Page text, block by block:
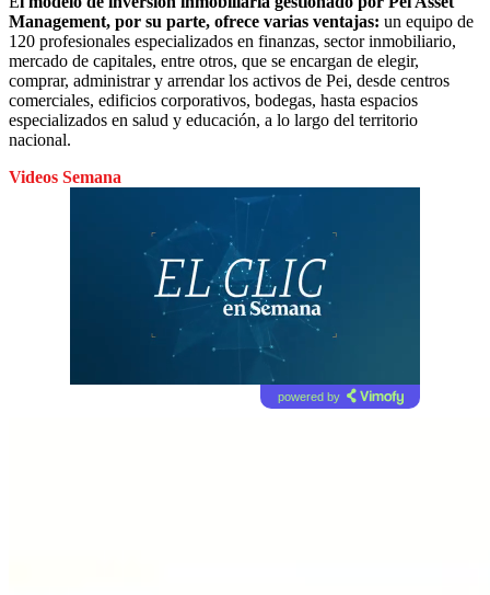
Management, por su parte, ofrece varias ventajas: un equipo de
120 profesionales especializados en finanzas, sector inmobiliario,
mercado de capitales, entre otros, que se encargan de elegir,
comprar, administrar y arrendar los activos de Pei, desde centros
comerciales, edificios corporativos, bodegas, hasta espacios
especializados en salud y educación, a lo largo del territorio
nacional.
Videos Semana
powered by